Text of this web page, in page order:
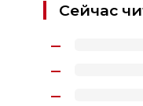
Сейчас